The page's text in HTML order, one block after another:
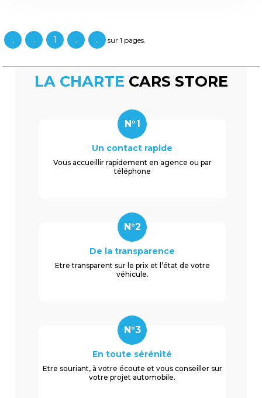
.. . 1 . .. sur 1 pages.
LA CHARTE CARS STORE
N°1
Un contact rapide
Vous accueillir rapidement en agence ou par
téléphone
N°2
De la transparence
Etre transparent sur le prix et l’état de votre
véhicule.
N°3
En toute sérénité
Etre souriant, à votre écoute et vous conseiller sur
votre projet automobile.